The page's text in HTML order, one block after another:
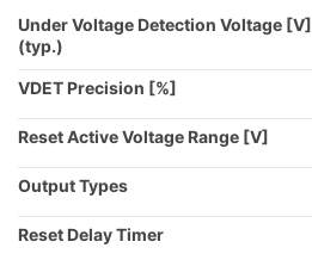
Under Voltage Detection Voltage [V]
(typ.)
VDET Precision [%]
Reset Active Voltage Range [V]
Output Types
Reset Delay Timer